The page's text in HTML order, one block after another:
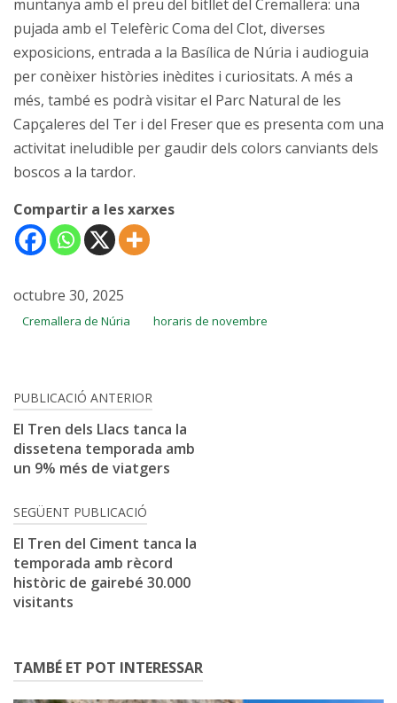
muntanya amb el preu del bitllet del Cremallera: una
pujada amb el Telefèric Coma del Clot, diverses
exposicions, entrada a la Basílica de Núria i audioguia
per conèixer històries inèdites i curiositats. A més a
més, també es podrà visitar el Parc Natural de les
Capçaleres del Ter i del Freser que es presenta com una
activitat ineludible per gaudir dels colors canviants dels
boscos a la tardor.
Compartir a les xarxes
octubre 30, 2025
Cremallera de Núria horaris de novembre
Navegació
d'entrades
PUBLICACIÓ ANTERIOR
El Tren dels Llacs tanca la
dissetena temporada amb
un 9% més de viatgers
SEGÜENT PUBLICACIÓ
El Tren del Ciment tanca la
temporada amb rècord
històric de gairebé 30.000
visitants
TAMBÉ ET POT INTERESSAR